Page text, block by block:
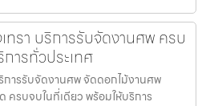
เทรา บริการรับจัดงานศพ ครบ
ารทั่วประเทศ
ริการรับจัดงานศพ จัดดอกไม้งานศพ
ครบจบในที่เดียว พร้อมให้บริการ